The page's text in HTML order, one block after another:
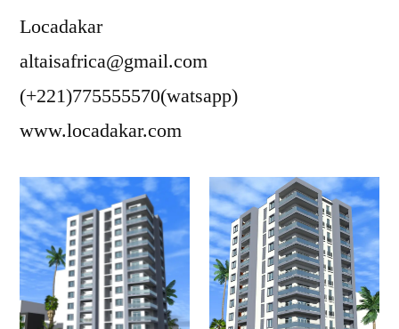
Locadakar
altaisafrica@gmail.com
(+221)775555570(watsapp)
www.locadakar.com